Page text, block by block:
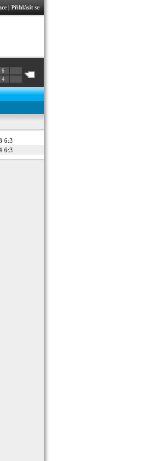
| Přihlásit se
6
4
6:3
6:3